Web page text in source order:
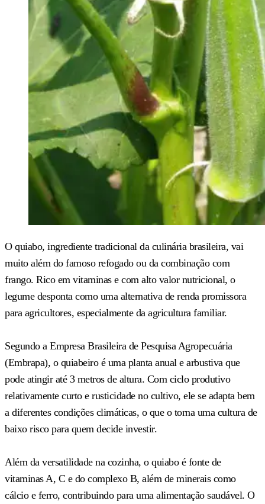
O quiabo, ingrediente tradicional da culinária brasileira, vai
muito além do famoso refogado ou da combinação com
frango. Rico em vitaminas e com alto valor nutricional, o
legume desponta como uma alternativa de renda promissora
para agricultores, especialmente da agricultura familiar.
Segundo a Empresa Brasileira de Pesquisa Agropecuária
(Embrapa), o quiabeiro é uma planta anual e arbustiva que
pode atingir até 3 metros de altura. Com ciclo produtivo
relativamente curto e rusticidade no cultivo, ele se adapta bem
a diferentes condições climáticas, o que o torna uma cultura de
baixo risco para quem decide investir.
Além da versatilidade na cozinha, o quiabo é fonte de
vitaminas A, C e do complexo B, além de minerais como
cálcio e ferro, contribuindo para uma alimentação saudável. O